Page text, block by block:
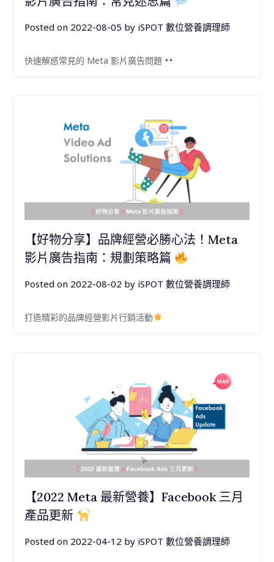
Posted on 2022-08-05 by iSPOT 數位營養調理師
快速解惑常見的 Meta 影片廣告問題
【好物分享】品牌經營必勝心法！Meta
影片廣告指南：規劃策略篇
Posted on 2022-08-02 by iSPOT 數位營養調理師
打造精彩的品牌經營影片行銷活動
【2022 Meta 最新營養】Facebook 三月
產品更新
Posted on 2022-04-12 by iSPOT 數位營養調理師